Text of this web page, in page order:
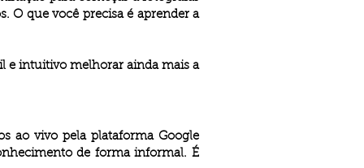
O que você precisa é aprender a
e intuitivo melhorar ainda mais a
ao vivo pela plataforma Google
de forma informal. É